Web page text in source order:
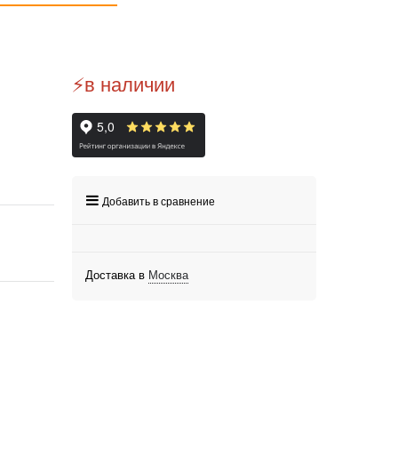
⚡️в наличии
Добавить в сравнение
Доставка в Москва